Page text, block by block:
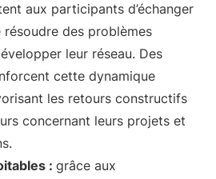
aux participants d’échanger
des problèmes
leur réseau. Des
cette dynamique
les retours constructifs
concernant leurs projets et
: grâce aux